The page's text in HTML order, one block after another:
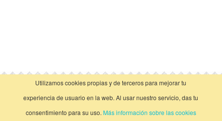
Utilizamos cookies propias y de terceros para mejorar tu
experiencia de usuario en la web. Al usar nuestro servicio, das tu
consentimiento para su uso. Más información sobre las cookies
vista clásica